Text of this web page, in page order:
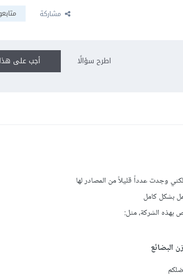
مشاركة
أجب على اطرح سؤالًا
وجدت عدداً قليلاً من المصادر لها
بهذه الشركة، مثل:
البضائع